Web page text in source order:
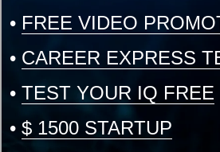
• FREE VIDEO
• CAREER EXPRESS
• TEST YOUR IQ FREE
• $ 1500 STARTUP